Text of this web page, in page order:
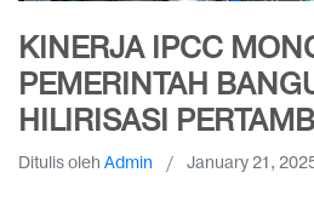
KINERJA IPCC
PEMERINTAH
HILIRISASI
Ditulis oleh Admin / January 21,